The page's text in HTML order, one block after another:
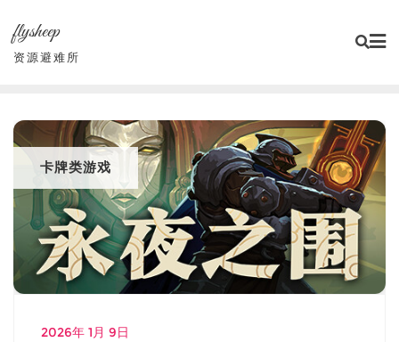
content
flysheep
资源避难所
卡牌类游戏
2026年 1月 9日